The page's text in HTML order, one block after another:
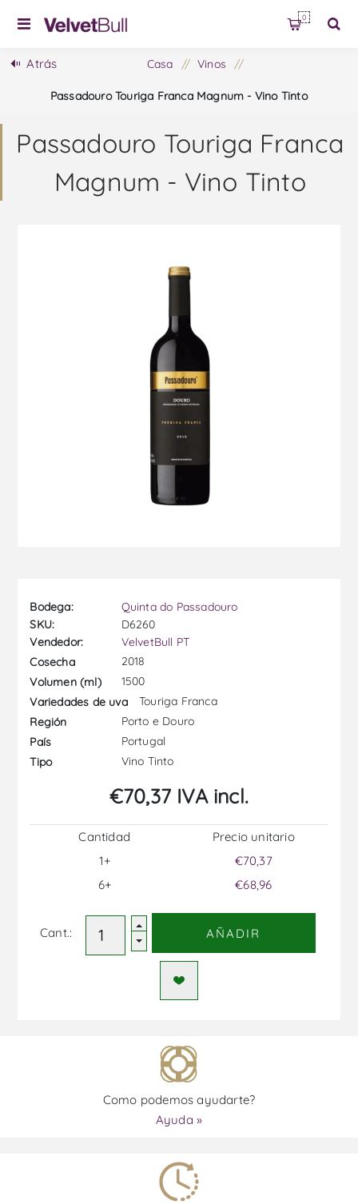
0
Atrás Casa / Vinos /
Passadouro Touriga Franca Magnum - Vino Tinto
Passadouro Touriga Franca
Magnum - Vino Tinto
Bodega:
Quinta do Passadouro
SKU:
D6260
Vendedor:
VelvetBull PT
Cosecha
2018
Volumen (ml)
1500
Variedades de uva
Touriga Franca
Región
Porto e Douro
País
Portugal
Tipo
Vino Tinto
€70,37 IVA incl.
Cantidad
1+
6+
Precio unitario
€70,37
€68,96
Cant.: AÑADIR
Como podemos ayudarte?
Ayuda »